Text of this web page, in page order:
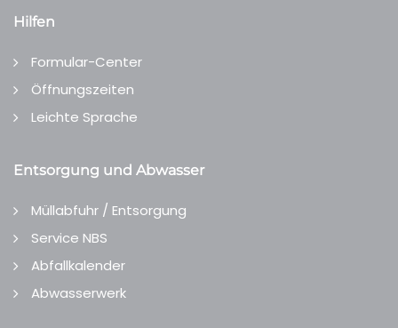
Hilfen
Formular-Center
Öffnungszeiten
Leichte Sprache
Entsorgung und Abwasser
Müllabfuhr / Entsorgung
Service NBS
Abfallkalender
Abwasserwerk